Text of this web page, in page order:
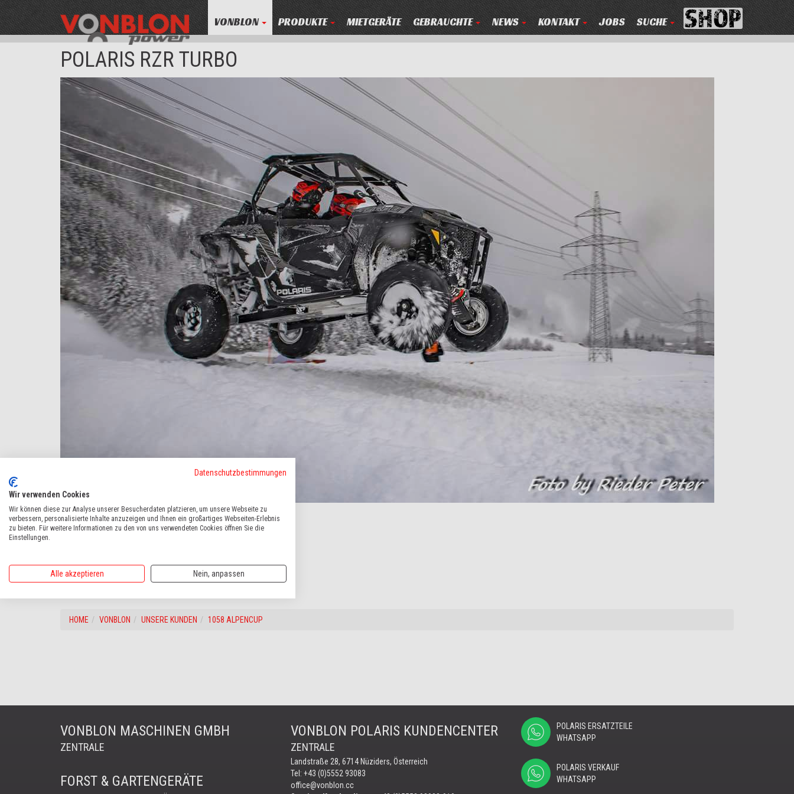
VONBLON PRODUKTE MIETGERÄTE GEBRAUCHTE NEWS KONTAKT JOBS SUCHE
POLARIS RZR TURBO
So sehen Sieger aus: Christoph imRZR 1000 Turbobeim Alpencup!
zurück
HOME VONBLON UNSERE KUNDEN 1058 ALPENCUP
VONBLON MASCHINEN GMBH
ZENTRALE
FORST & GARTENGERÄTE
VONBLON POLARIS KUNDENCENTER
ZENTRALE
Landstraße 28, 6714 Nüziders, Österreich
Tel: +43 (0)5552 93083
office@vonblon.cc
POLARIS ERSATZTEILE
WHATSAPP
POLARIS VERKAUF
WHATSAPP
Datenschutzbestimmungen
Wir verwenden Cookies
Wir können diese zur Analyse unserer Besucherdaten platzieren, um unsere Webseite zu
verbessern, personalisierte Inhalte anzuzeigen und Ihnen ein großartiges Webseiten-Erlebnis
zu bieten. Für weitere Informationen zu den von uns verwendeten Cookies öffnen Sie die
Einstellungen.
Alle akzeptieren Nein, anpassen